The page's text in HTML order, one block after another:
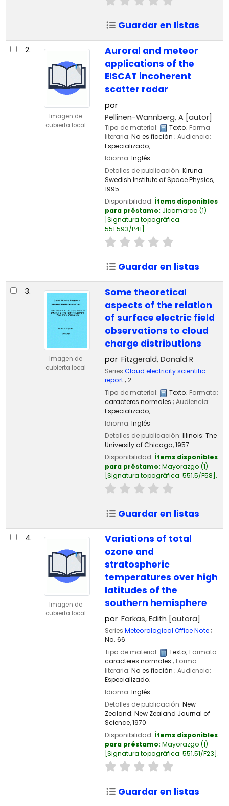
Guardar en listas
2.
Imagen de
cubierta local
Auroral and meteor
applications of the
EISCAT incoherent
scatter radar
por
Pellinen-Wannberg, A [autor]
Tipo de material: Texto; Forma
literaria: No es ficción ; Audiencia:
Especializado;
Idioma: Inglés
Detalles de publicación: Kiruna:
Swedish Institute of Space Physics,
1995
Disponibilidad: Ítems disponibles
para préstamo: Jicamarca (1)
Signatura topográfica:
551.593/P41 .
Guardar en listas
3.
Imagen de
cubierta local
Some theoretical
aspects of the relation
of surface electric field
observations to cloud
charge distributions
por Fitzgerald, Donald R
Series Cloud electricity scientific
report; 2
Tipo de material:
Texto; Formato:
caracteres normales ; Audiencia:
Especializado;
Idioma: Inglés
Detalles de publicación: Illinois: The
University of Chicago,1957
Disponibilidad: Ítems disponibles
para préstamo: Mayorazgo (1)
Signatura topográfica: 551.5/F58 .
Guardar en listas
4.
Imagen de
cubierta local
Variations of total
ozone and
stratospheric
temperatures over high
latitudes of the
southern hemisphere
por Farkas, Edith [autora]
Series Meteorological Office Note;
No. 66
Tipo de material:
Texto; Formato:
caracteres normales ; Forma
literaria: No es ficción ; Audiencia:
Especializado;
Idioma: Inglés
Detalles de publicación: New
Zealand: New Zealand Journal of
Science,1970
Disponibilidad: Ítems disponibles
para préstamo: Mayorazgo (1)
Signatura topográfica: 551.51/F23 .
Guardar en listas